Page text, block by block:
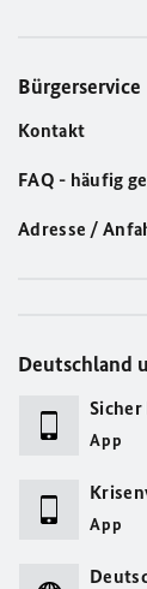
Bürgerservice
Kontakt
FAQ - häufig
Adresse /
Deutschland
Sicher
App
App